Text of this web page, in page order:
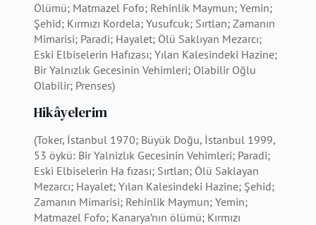
Ölümü; Matmazel Fofo; Rehinlik Maymun; Yemin;
Şehid; Kırmızı Kordela; Yusufcuk; Sırtlan; Zamanın
Mimarisi; Paradi; Hayalet; Ölü Saklıyan Mezarcı;
Eski Elbiselerin Hafızası; Yılan Kalesindeki Hazine;
Bir Yalnızlık Gecesinin Vehimleri; Olabilir Oğlu
Olabilir; Prenses)
Hikâyelerim
(Toker, İstanbul 1970; Büyük Doğu, İstanbul 1999,
53 öykü: Bir Yalnizlık Gecesinin Vehimleri; Paradi;
Eski Elbiselerin Ha fızası; Sırtlan; Ölü Saklayan
Mezarcı; Hayalet; Yılan Kalesindeki Hazine; Şehid;
Zamanın Mimarisi; Rehinlik Maymun; Yemin;
Matmazel Fofo; Kanarya’nın ölümü; Kırmızı